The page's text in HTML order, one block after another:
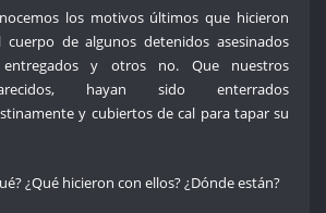
los motivos últimos que hicieron
cuerpo de algunos detenidos asesinados
y otros no. Que nuestros
hayan sido enterrados
y cubiertos de cal para tapar su
¿Qué hicieron con ellos? ¿Dónde están?